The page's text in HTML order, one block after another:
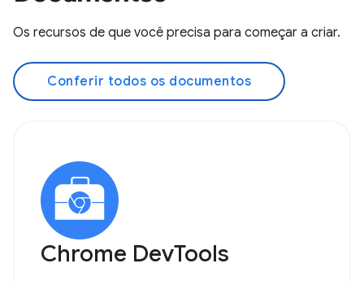
Os recursos de que você precisa para começar a criar.
Conferir todos os documentos
Chrome DevTools